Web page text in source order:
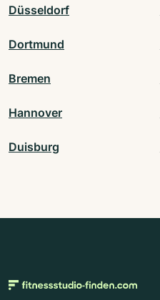
Düsseldorf
Dortmund
Bremen
Hannover
Duisburg